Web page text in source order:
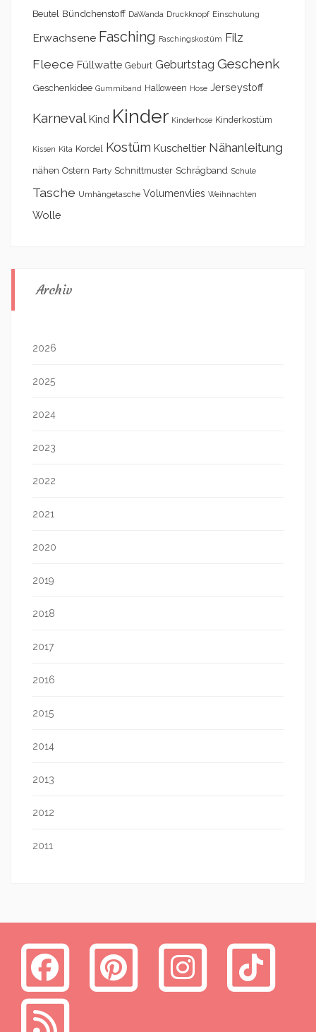
Beutel Bündchenstoff DaWanda Druckknopf Einschulung
Erwachsene Fasching Faschingskostüm Filz
Fleece Füllwatte Geburt Geburtstag Geschenk
Geschenkidee Gummiband Halloween Hose Jerseystoff
Karneval Kind Kinder Kinderhose Kinderkostüm
Kissen Kita Kordel Kostüm Kuscheltier Nähanleitung
nähen Ostern Party Schnittmuster Schrägband Schule
Tasche Umhängetasche Volumenvlies Weihnachten
Wolle
Archiv
2026
2025
2024
2023
2022
2021
2020
2019
2018
2017
2016
2015
2014
2013
2012
2011